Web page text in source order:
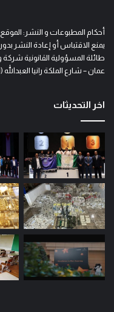
أحكام المطبوعات و النشر:
يمنع الاقتباس أو إعادة النشر
طائلة المسؤولية القانونية شركة
عمان – شارع الملكة رانيا العبدالله
اخر التحديثات